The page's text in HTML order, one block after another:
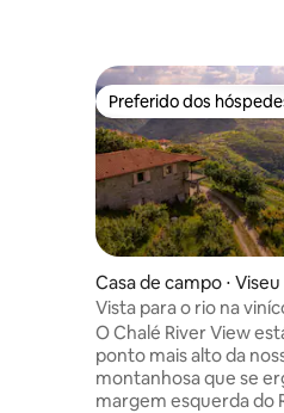
Preferido dos
Preferido dos
Casa de campo ⋅ Viseu
Vista para o rio na
O Chalé River View
ponto mais alto da
montanhosa que se
margem esquerda do